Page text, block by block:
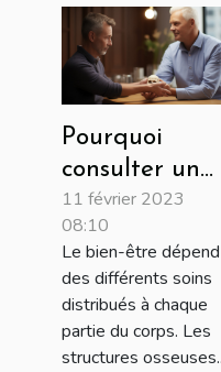
Pourquoi
consulter un
Ostéopathe ?
11 février 2023
08:10
Le bien-être dépend
des différents soins
distribués à chaque
partie du corps. Les
structures